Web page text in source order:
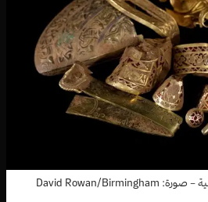
الذهب والفضة الأنجلوساكسونية – صورة: David Rowan/Birmingham